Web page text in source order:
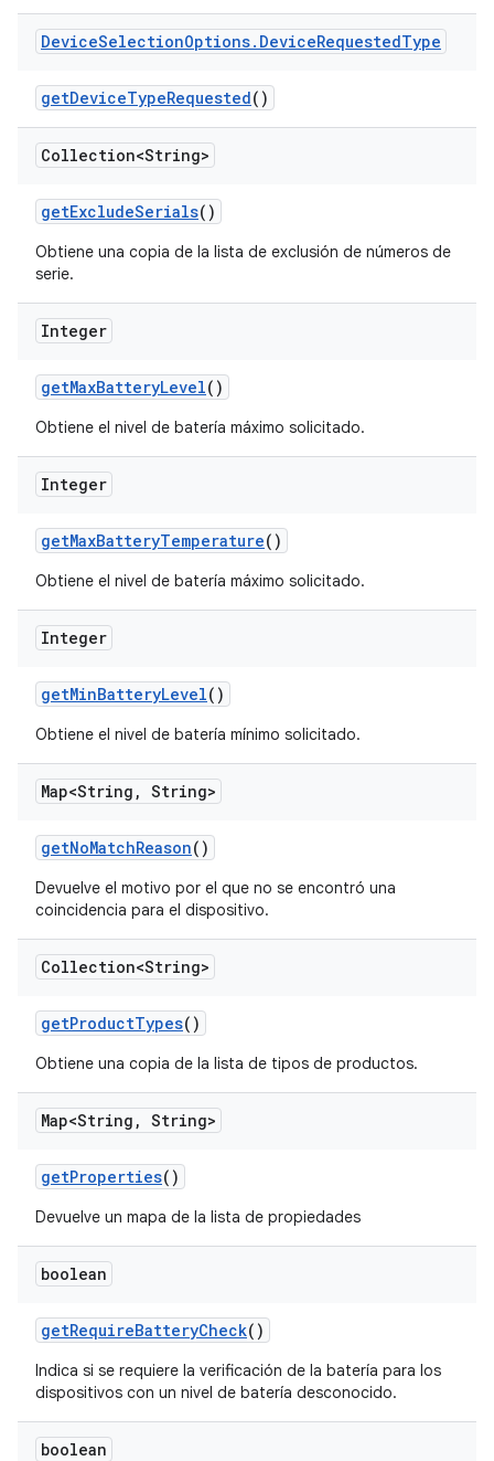
DeviceSelectionOptions. DeviceRequestedType
getDeviceTypeRequested()
Collection<String>
getExcludeSerials()
Obtiene una copia de la lista de exclusión de números de
serie.
Integer
getMaxBatteryLevel()
Obtiene el nivel de batería máximo solicitado.
Integer
getMaxBatteryTemperature()
Obtiene el nivel de batería máximo solicitado.
Integer
getMinBatteryLevel()
Obtiene el nivel de batería mínimo solicitado.
Map<String , String>
getNoMatchReason()
Devuelve el motivo por el que no se encontró una
coincidencia para el dispositivo.
Collection<String>
getProductTypes()
Obtiene una copia de la lista de tipos de productos.
Map<String , String>
getProperties()
Devuelve un mapa de la lista de propiedades
boolean
getRequireBatteryCheck()
Indica si se requiere la verificación de la batería para los
dispositivos con un nivel de batería desconocido.
boolean